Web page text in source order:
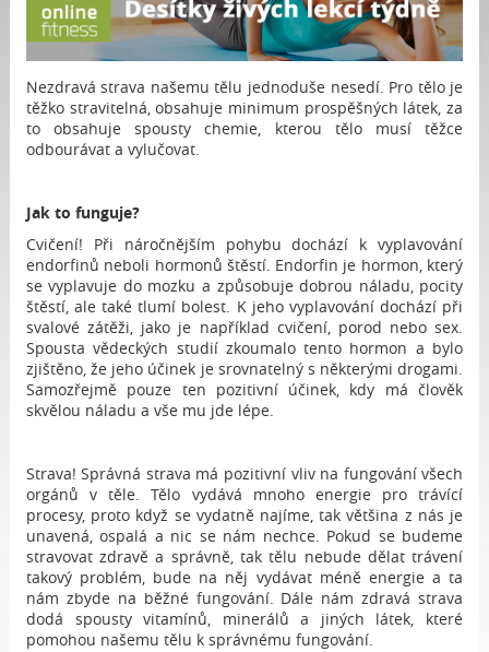
Nezdravá strava našemu tělu jednoduše nesedí. Pro tělo je
těžko stravitelná, obsahuje minimum prospěšných látek, za
to obsahuje spousty chemie, kterou tělo musí těžce
odbourávat a vylučovat.
Jak to funguje?
Cvičení! Při náročnějším pohybu dochází k vyplavování
endorfinů neboli hormonů štěstí. Endorfin je hormon, který
se vyplavuje do mozku a způsobuje dobrou náladu, pocity
štěstí, ale také tlumí bolest. K jeho vyplavování dochází při
svalové zátěži, jako je například cvičení, porod nebo sex.
Spousta vědeckých studií zkoumalo tento hormon a bylo
zjištěno, že jeho účinek je srovnatelný s některými drogami.
Samozřejmě pouze ten pozitivní účinek, kdy má člověk
skvělou náladu a vše mu jde lépe.
Strava! Správná strava má pozitivní vliv na fungování všech
orgánů v těle. Tělo vydává mnoho energie pro trávící
procesy, proto když se vydatně najíme, tak většina z nás je
unavená, ospalá a nic se nám nechce. Pokud se budeme
stravovat zdravě a správně, tak tělu nebude dělat trávení
takový problém, bude na něj vydávat méně energie a ta
nám zbyde na běžné fungování. Dále nám zdravá strava
dodá spousty vitamínů, minerálů a jiných látek, které
pomohou našemu tělu k správnému fungování.